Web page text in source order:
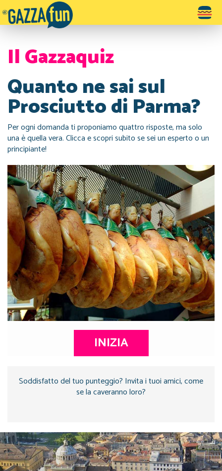
Toggle
Il Gazzaquiz
Quanto ne sai sul
Prosciutto di Parma?
Per ogni domanda ti proponiamo quattro risposte, ma solo
una è quella vera. Clicca e scopri subito se sei un esperto o un
principiante!
INIZIA
Soddisfatto del tuo punteggio? Invita i tuoi amici, come
se la caveranno loro?